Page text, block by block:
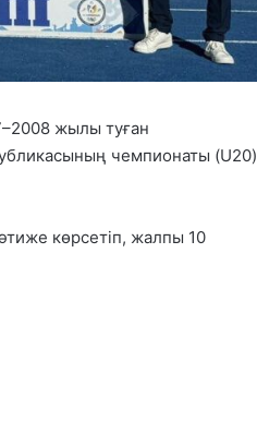
жылы туған
чемпионаты (U20)
көрсетіп, жалпы 10